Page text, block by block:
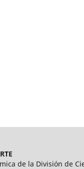
de la División de